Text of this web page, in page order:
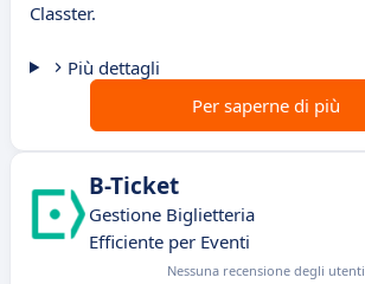
Classter.
Più dettagli
Per saperne di più
B-Ticket
Gestione Biglietteria
Efficiente per Eventi
Nessuna recensione degli utenti